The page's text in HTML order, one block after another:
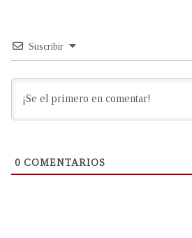
Suscribir
0 COMENTARIOS